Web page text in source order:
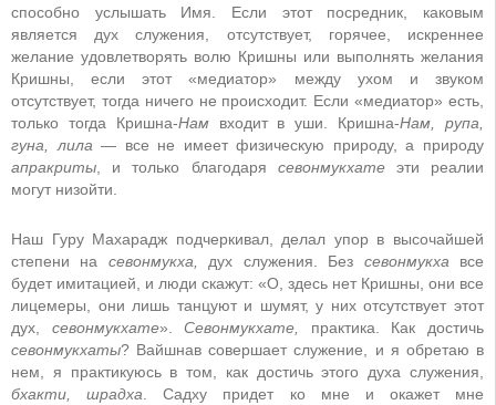
способно услышать Имя. Если этот посредник, каковым
является дух служения, отсутствует, горячее, искреннее
желание удовлетворять волю Кришны или выполнять желания
Кришны, если этот «медиатор» между ухом и звуком
отсутствует, тогда ничего не происходит. Если «медиатор» есть,
только тогда Кришна-Намвходит в уши. Кришна-Нам, рупа,
гуна, лила — все не имеет физическую природу, а природу
апракриты , и только благодаря севонмукхатеэти реалии
могут низойти.
Наш Гуру Махарадж подчеркивал, делал упор в высочайшей
степени на севонмукха, дух служения. Без севонмукха все
будет имитацией, и люди скажут: «О, здесь нет Кришны, они все
лицемеры, они лишь танцуют и шумят, у них отсутствует этот
дух, севонмукхате».Севонмукхате, практика. Как достичь
севонмукхаты? Вайшнав совершает служение, и я обретаю в
нем, я практикуюсь в том, как достичь этого духа служения,
бхакти, шрадха . Садху придет ко мне и окажет мне